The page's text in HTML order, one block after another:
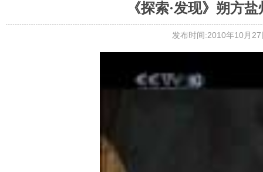
《探索·发现》朔方
发布时间:2010年10月